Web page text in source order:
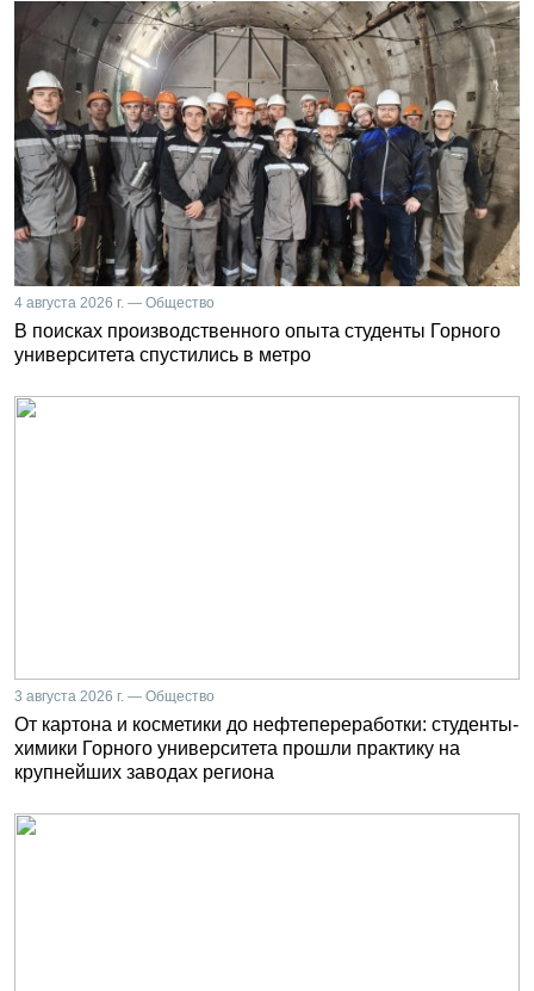
4 августа 2026 г. — Общество
В поисках производственного опыта студенты Горного
университета спустились в метро
3 августа 2026 г. — Общество
От картона и косметики до нефтепереработки: студенты-
химики Горного университета прошли практику на
крупнейших заводах региона